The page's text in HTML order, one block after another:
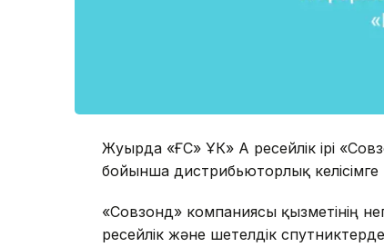
Жуырда «ҚҒС» ҰК» АҚ ресейлік ірі
бойынша дистрибьюторлық
«Совзонд» компаниясы қызметінің
ресейлік және шетелдік